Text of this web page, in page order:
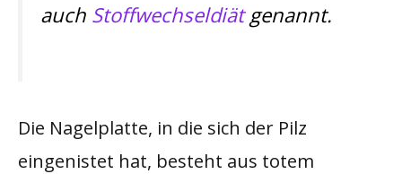
auch Stoffwechseldiätgenannt.
Die Nagelplatte, in die sich der Pilz
eingenistet hat, besteht aus totem